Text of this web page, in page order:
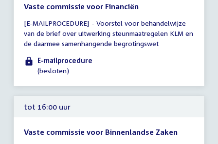
Vaste commissie voor Financiën
vergadering
tot
15:00
uur
[E-MAILPROCEDURE] - Voorstel voor behandelwijze
van de brief over uitwerking steunmaatregelen KLM en
de daarmee samenhangende begrotingswet
E-mailprocedure
(besloten)
tot 16:00 uur
Vaste commissie voor Binnenlandse Zaken